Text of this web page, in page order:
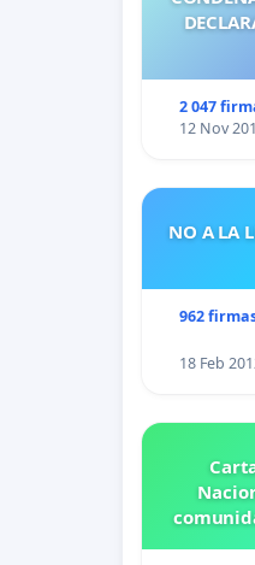
2 047
12 Nov
NO A LA
962
18 Feb